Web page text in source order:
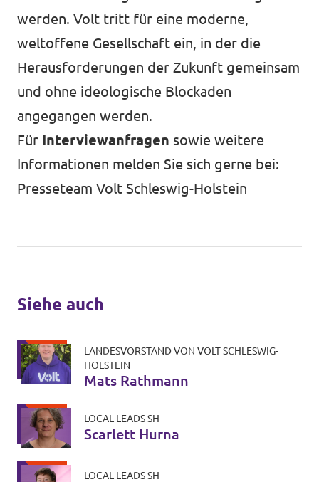
werden. Volt tritt für eine moderne,
weltoffene Gesellschaft ein, in der die
Herausforderungen der Zukunft gemeinsam
und ohne ideologische Blockaden
angegangen werden.
Für Interviewanfragen sowie weitere
Informationen melden Sie sich gerne bei:
Presseteam Volt Schleswig-Holstein
Siehe auch
LANDESVORSTAND VON VOLT SCHLESWIG-
HOLSTEIN
Mats Rathmann
LOCAL LEADS SH
Scarlett Hurna
LOCAL LEADS SH